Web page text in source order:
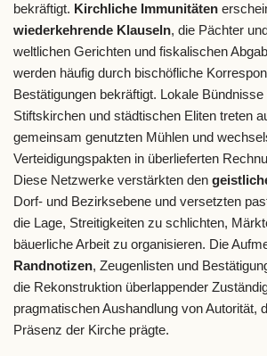
bekräftigt. Kirchliche Immunitäten
wiederkehrende Klauseln, die Pächter
weltlichen Gerichten und fiskalischen
werden häufig durch bischöfliche
Bestätigungen bekräftigt. Lokale
Stiftskirchen und städtischen Eliten treten
gemeinsam genutzten Mühlen und
Verteidigungspakten in überlieferten
Diese Netzwerke verstärkten den
Dorf- und Bezirksebene und versetzten
die Lage, Streitigkeiten zu schlichten,
bäuerliche Arbeit zu organisieren. Die
Randnotizen, Zeugenlisten und
die Rekonstruktion überlappender
pragmatischen Aushandlung von Autorität,
Präsenz der Kirche prägte.